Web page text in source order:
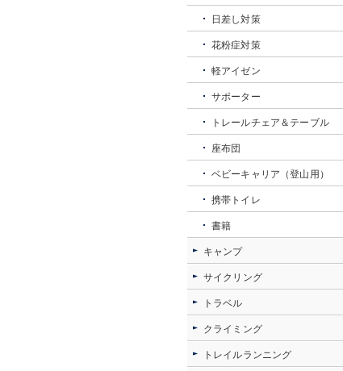
日差し対策
花粉症対策
軽アイゼン
サポーター
トレールチェア＆テーブル
座布団
ベビーキャリア（登山用）
携帯トイレ
書籍
キャンプ
サイクリング
トラベル
クライミング
トレイルランニング